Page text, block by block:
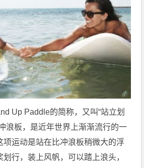
Paddle的简称，又叫“站立划
浪板，是近年世界上渐渐流行的一
项运动是站在比冲浪板稍微大的浮
行，装上风帆，可以踏上浪头，